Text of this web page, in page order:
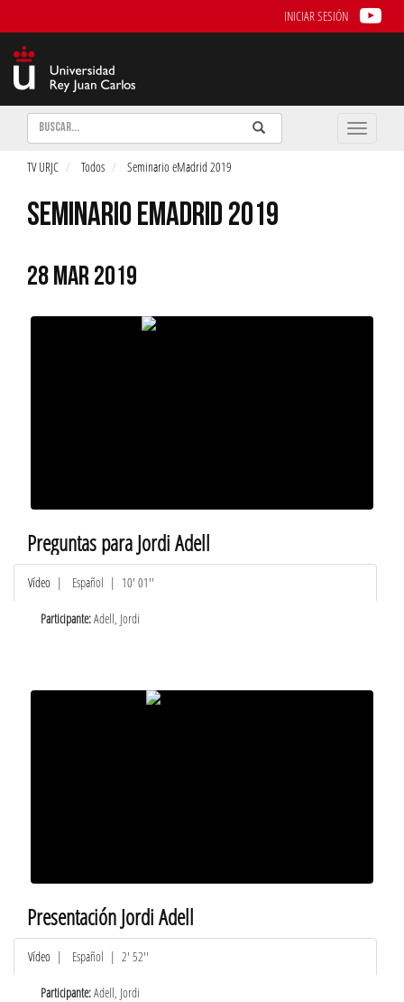
INICIAR SESIÓN
Buscar Enviar
Buscar
Toggle
TV URJC Todos Seminario eMadrid 2019
SEMINARIO EMADRID 2019
28 MAR 2019
Preguntas para Jordi Adell
Vídeo | Español | 10' 01''
Participante:Adell, Jordi
Presentación Jordi Adell
Vídeo | Español | 2' 52''
Participante:Adell, Jordi